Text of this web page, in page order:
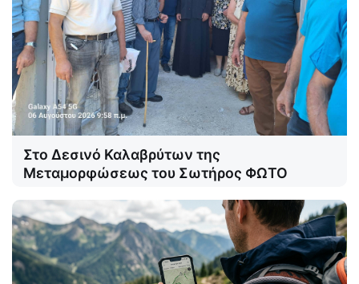
Στο Δεσινό Καλαβρύτων της
Μεταμορφώσεως του Σωτήρος ΦΩΤΟ